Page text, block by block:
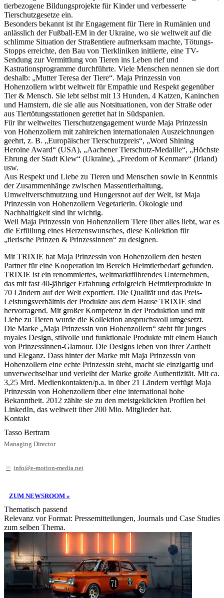
tierbezogene Bildungsprojekte für Kinder und verbesserte
Tierschutzgesetze ein.
Besonders bekannt ist ihr Engagement für Tiere in Rumänien und
anlässlich der Fußball-EM in der Ukraine, wo sie weltweit auf die
schlimme Situation der Straßentiere aufmerksam machte, Tötungs-
Stopps erreichte, den Bau von Tierkliniken initiierte, eine TV-
Sendung zur Vermittlung von Tieren ins Leben rief und
Kastrationsprogramme durchführte. Viele Menschen nennen sie dort
deshalb: „Mutter Teresa der Tiere“. Maja Prinzessin von
Hohenzollern wirbt weltweit für Empathie und Respekt gegenüber
Tier & Mensch. Sie lebt selbst mit 13 Hunden, 4 Katzen, Kaninchen
und Hamstern, die sie alle aus Notsituationen, von der Straße oder
aus Tiertötungsstationen gerettet hat in Südspanien.
Für ihr weltweites Tierschutzengagement wurde Maja Prinzessin
von Hohenzollern mit zahlreichen internationalen Auszeichnungen
geehrt, z. B. „Europäischer Tierschutzpreis“, „Word Shining
Heroine Award“ (USA), „Aachener Tierschutz-Medaille“, „Höchste
Ehrung der Stadt Kiew“ (Ukraine), „Freedom of Kenmare“ (Irland)
usw.
Aus Respekt und Liebe zu Tieren und Menschen sowie in Kenntnis
der Zusammenhänge zwischen Massentierhaltung,
Umweltverschmutzung und Hungersnot auf der Welt, ist Maja
Prinzessin von Hohenzollern Vegetarierin. Ökologie und
Nachhaltigkeit sind ihr wichtig.
Weil Maja Prinzessin von Hohenzollern Tiere über alles liebt, war es
die Erfüllung eines Herzenswunsches, diese Kollektion für
„tierische Prinzen & Prinzessinnen“ zu designen.
Mit TRIXIE hat Maja Prinzessin von Hohenzollern den besten
Partner für eine Kooperation im Bereich Heimtierbedarf gefunden.
TRIXIE ist ein renommiertes, weltmarktführendes Unternehmen,
das mit fast 40-jähriger Erfahrung erfolgreich Heimtierprodukte in
70 Ländern auf der Welt exportiert. Die Qualität und das Preis-
Leistungsverhältnis der Produkte aus dem Hause TRIXIE sind
hervorragend. Mit großer Kompetenz in der Produktion und mit
Liebe zu Tieren wurde die Kollektion anspruchsvoll umgesetzt.
Die Marke „Maja Prinzessin von Hohenzollern“ steht für junges
royales Design, stilvolle und funktionale Produkte mit einem Hauch
von Prinzessinnen-Glamour. Die Designs leben von ihrer Zartheit
und Eleganz. Dass hinter der Marke mit Maja Prinzessin von
Hohenzollern eine echte Prinzessin steht, macht sie einzigartig und
unverwechselbar und verleiht der Marke große Authentizität. Mit ca.
3,25 Mrd. Medienkontakten/p.a. in über 21 Ländern verfügt Maja
Prinzessin von Hohenzollern über eine international hohe
Bekanntheit. 2012 zählte sie zu den meistgeklickten Profilen bei
LinkedIn, das weltweit über 200 Mio. Mitglieder hat.
Kontakt
Tasso Bertram
Managing Director
info@e-motion-media.net
ZUM NEWSROOM »
Thematisch passend
Relevanz vor Format: Pressemitteilungen, Journals und Case Studies
zum selben Thema.